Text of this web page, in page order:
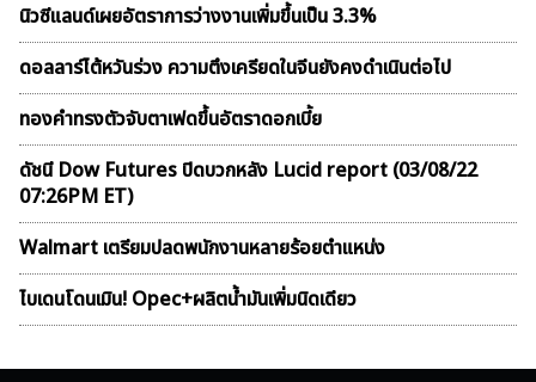
นิวซีแลนด์เผยอัตราการว่างงานเพิ่มขึ้นเป็น 3.3%
ดอลลาร์ไต้หวันร่วง ความตึงเครียดในจีนยังคงดำเนินต่อไป
ทองคำทรงตัวจับตาเฟดขึ้นอัตราดอกเบี้ย
ดัชนี Dow Futures ปิดบวกหลัง Lucid report (03/08/22
07:26PM ET)
Walmart เตรียมปลดพนักงานหลายร้อยตำแหน่ง
ไบเดนโดนเมิน! Opec+ผลิตน้ำมันเพิ่มนิดเดียว